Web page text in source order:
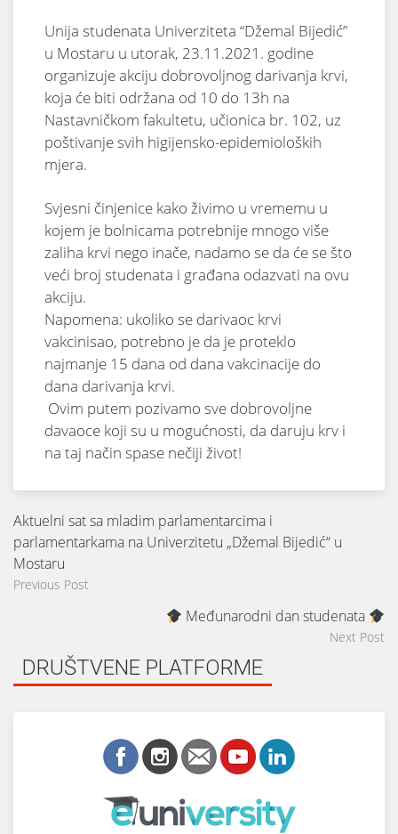
Unija studenata Univerziteta “Džemal Bijedić”
u Mostaru u utorak, 23.11.2021. godine
organizuje akciju dobrovoljnog darivanja krvi,
koja će biti održana od 10 do 13h na
Nastavničkom fakultetu, učionica br. 102, uz
poštivanje svih higijensko-epidemioloških
mjera.
Svjesni činjenice kako živimo u vrememu u
kojem je bolnicama potrebnije mnogo više
zaliha krvi nego inače, nadamo se da će se što
veći broj studenata i građana odazvati na ovu
akciju.
Napomena: ukoliko se darivaoc krvi
vakcinisao, potrebno je da je proteklo
najmanje 15 dana od dana vakcinacije do
dana darivanja krvi.
Ovim putem pozivamo sve dobrovoljne
davaoce koji su u mogućnosti, da daruju krv i
na taj način spase nečiji život!
Aktuelni sat sa mladim parlamentarcima i
parlamentarkama na Univerzitetu „Džemal Bijedić“ u
Mostaru
Previous Post
Međunarodni dan studenata
Next Post
DRUŠTVENE PLATFORME